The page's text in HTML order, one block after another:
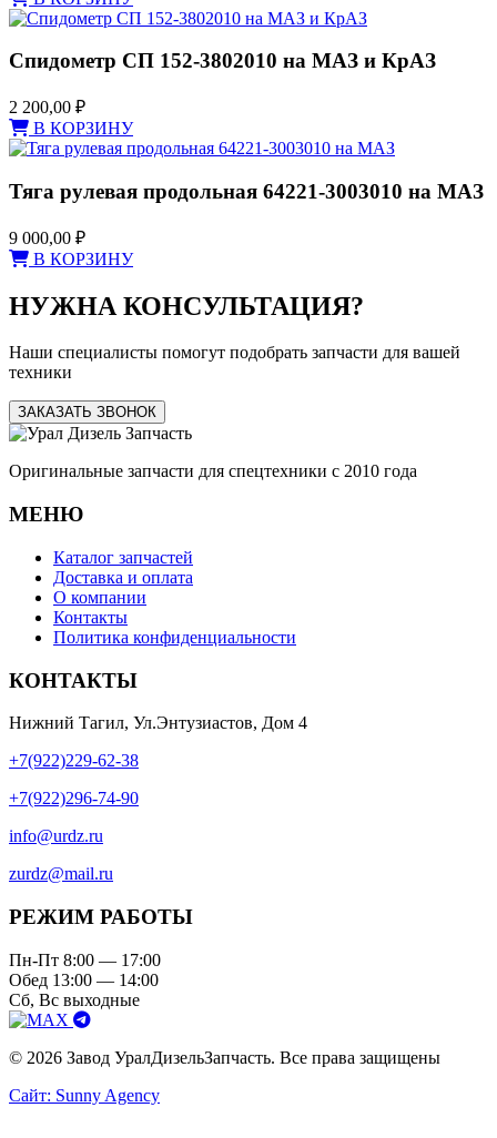
Спидометр СП 152-3802010 на МАЗ и КрАЗ
2 200,00 ₽
В КОРЗИНУ
Тяга рулевая продольная 64221-3003010 на МАЗ
9 000,00 ₽
В КОРЗИНУ
НУЖНА КОНСУЛЬТАЦИЯ?
Наши специалисты помогут подобрать запчасти для вашей
техники
ЗАКАЗАТЬ ЗВОНОК
Оригинальные запчасти для спецтехники с 2010 года
МЕНЮ
Каталог запчастей
Доставка и оплата
О компании
Контакты
Политика конфиденциальности
КОНТАКТЫ
Нижний Тагил, Ул.Энтузиастов, Дом 4
+7(922)229-62-38
+7(922)296-74-90
info@urdz.ru
zurdz@mail.ru
РЕЖИМ РАБОТЫ
Пн-Пт 8:00 — 17:00
Обед 13:00 — 14:00
Сб, Вс выходные
© 2026 Завод УралДизельЗапчасть. Все права защищены
Сайт: Sunny Agency